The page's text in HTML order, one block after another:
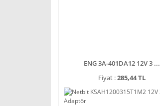
ENG 3A-401DA12 12V 3 ...
Fiyat :285,44 TL